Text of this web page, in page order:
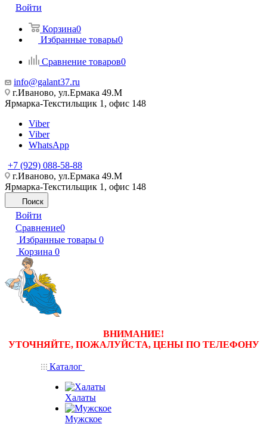
Войти
Корзина0
Избранные товары0
Сравнение товаров0
info@galant37.ru
г.Иваново, ул.Ермака 49.M
Ярмарка-Текстильщик 1, офис 148
Viber
Viber
WhatsApp
+7 (929) 088-58-88
г.Иваново, ул.Ермака 49.M
Ярмарка-Текстильщик 1, офис 148
Поиск
Войти
Сравнение0
Избранные товары 0
Корзина 0
ВНИМАНИЕ!
УТОЧНЯЙТЕ, ПОЖАЛУЙСТА, ЦЕНЫ ПО ТЕЛЕФОНУ
Каталог
Халаты
Мужское